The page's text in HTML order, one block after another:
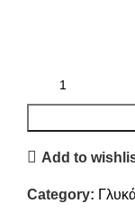
Add to
Category: